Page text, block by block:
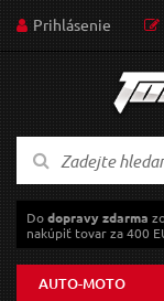
Prihlásenie
Dodopravy zdarma
nakúpiť tovar za 400
AUTO-MOTO